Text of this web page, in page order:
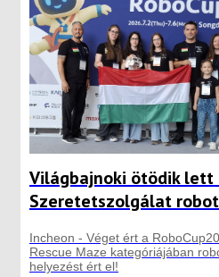
Világbajnoki ötödik lett
Szeretetszolgálat
Incheon - Véget ért a
Rescue Maze kategóriájában
helyezést ért el!